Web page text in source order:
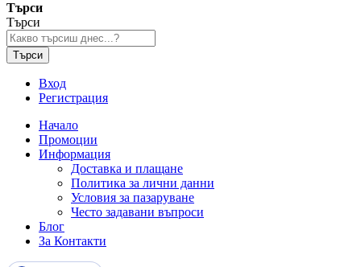
Търси
Търси
Търси
Вход
Регистрация
Начало
Промоции
Информация
Доставка и плащане
Политика за лични данни
Условия за пазаруване
Често задавани въпроси
Блог
За Контакти